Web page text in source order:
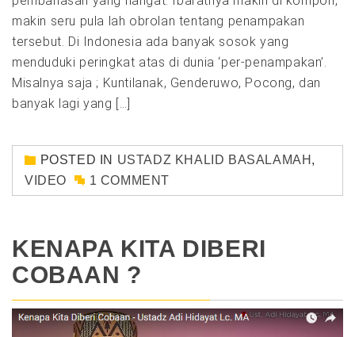
makin seru pula lah obrolan tentang penampakan
tersebut. Di Indonesia ada banyak sosok yang
menduduki peringkat atas di dunia ‘per-penampakan’.
Misalnya saja ; Kuntilanak, Genderuwo, Pocong, dan
banyak lagi yang […]
POSTED IN USTADZ KHALID BASALAMAH ,
VIDEO
1 COMMENT
KENAPA KITA DIBERI
COBAAN ?